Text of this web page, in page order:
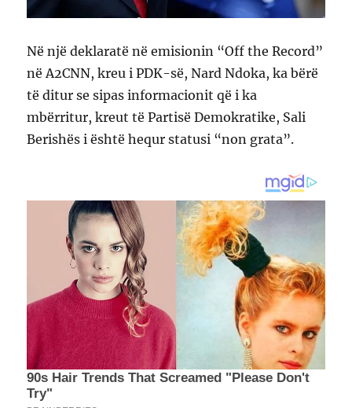
Në një deklaratë në emisionin “Off the Record”
në A2CNN, kreu i PDK-së, Nard Ndoka, ka bërë
të ditur se sipas informacionit që i ka
mbërritur, kreut të Partisë Demokratike, Sali
Berishës i është hequr statusi “non grata”.